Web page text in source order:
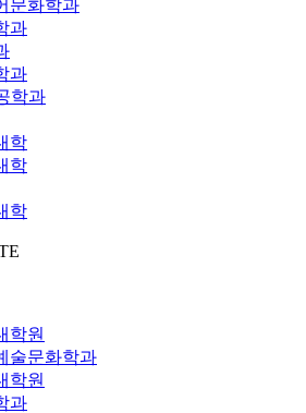
문화학과
과
과
학과
학
학
학
학원
술문화학과
학원
과